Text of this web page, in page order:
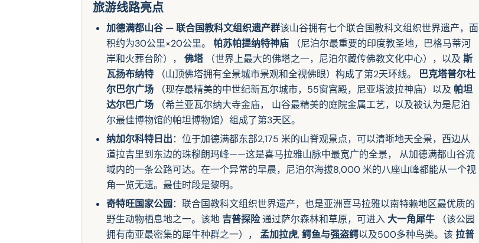
旅游线路亮点
加德满都山谷 — 联合国教科文组织遗产群该山谷拥有七个联合国教科文组织世界遗产，面
积约为30公里×20公里。 帕苏帕提纳特神庙 （尼泊尔最重要的印度教圣地，巴格马蒂河
岸和火葬台阶）， 佛塔（世界上最大的佛塔之一，尼泊尔藏传佛教文化中心），以及 斯
瓦扬布纳特 （山顶佛塔拥有全景城市景观和全视佛眼）构成了第2天环线。 巴克塔普尔杜
尔巴尔广场 （现存最精美的中世纪新瓦尔城市，55窗宫殿，尼亚塔波拉神庙）以及 帕坦
达尔巴广场 （希兰亚瓦尔纳大寺金庙， 山谷最精美的庭院金属工艺，以及被认为是尼泊
尔最佳博物馆的帕坦博物馆）组成了第3天区。
纳加尔科特日出：位于加德满都东部2,175 米的山脊观景点，可以清晰地天全景，西边从
道拉吉里到东边的珠穆朗玛峰——这是喜马拉雅山脉中最宽广的全景， 从加德满都山谷流
域内的一条公路可达。在一个异常的早晨，尼泊尔海拔8,000 米的八座山峰都能从一个视
角一览无遗。最佳时段是黎明。
奇特旺国家公园 ：联合国教科文组织世界遗产，也是亚洲喜马拉雅以南特赖地区最优质的
野生动物栖息地之一。该地 吉普探险通过萨尔森林和草原，可进入 大一角犀牛 （该公园
拥有南亚最密集的犀牛种群之一）， 孟加拉虎,鳄鱼与强盗鳄以及500多种鸟类。该 拉普